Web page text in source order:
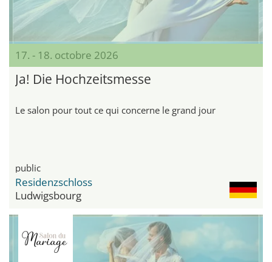
17. - 18. octobre 2026
Ja! Die Hochzeitsmesse
Le salon pour tout ce qui concerne le grand jour
public
Residenzschloss
Ludwigsbourg